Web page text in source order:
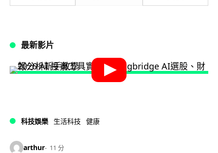
最新影片
科技娛樂 生活科技 健康
arthur 11 分